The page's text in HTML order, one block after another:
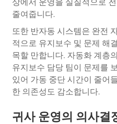
줄여줍니다.
또한 반자동 시스템은 완전
적으로 유지보수 및 문제 해
목할 만합니다. 자동화 계층
유지보수 담당 팀이 문제를
있어 가동 중단 시간이 줄어
한 의존성도 감소합니다.
귀사 운영의 의사결